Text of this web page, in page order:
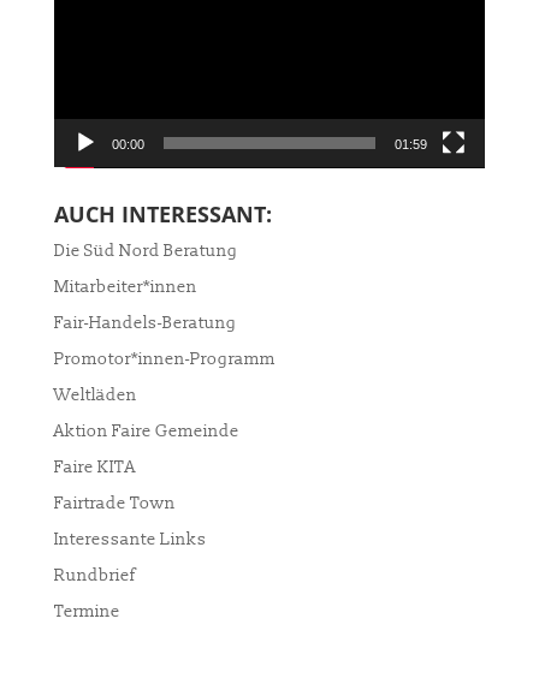
00:00 01:59
AUCH INTERESSANT:
Die Süd Nord Beratung
Mitarbeiter*innen
Fair-Handels-Beratung
Promotor*innen-Programm
Weltläden
Aktion Faire Gemeinde
Faire KITA
Fairtrade Town
Interessante Links
Rundbrief
Termine